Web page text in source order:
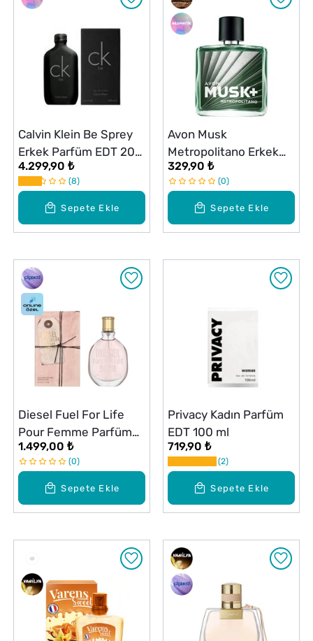
Sepete Ekle
Calvin Klein Be Sprey
Erkek Parfüm EDT 200
ml
4.299,90 ₺
8
Sepete Ekle
Avon Musk
Metropolitano Erkek
Parfüm EDT 75 ml
329,90 ₺
0
Sepete Ekle
Diesel Fuel For Life
Pour Femme Parfüm
Kadın EDP 50 ml
1.499,00 ₺
0
Sepete Ekle
Privacy Kadın Parfüm
EDT 100 ml
719,90 ₺
2